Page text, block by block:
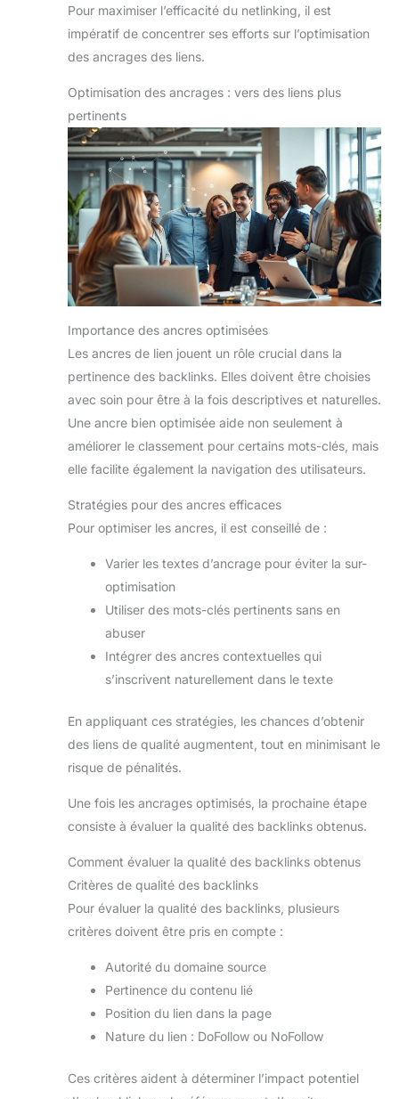
Pour maximiser l’efficacité du netlinking, il est
impératif de concentrer ses efforts sur l’optimisation
des ancrages des liens.
Optimisation des ancrages : vers des liens plus
pertinents
Importance des ancres optimisées
Les ancres de lien jouent un rôle crucial dans la
pertinence des backlinks. Elles doivent être choisies
avec soin pour être à la fois descriptives et naturelles.
Une ancre bien optimisée aide non seulement à
améliorer le classement pour certains mots-clés, mais
elle facilite également la navigation des utilisateurs.
Stratégies pour des ancres efficaces
Pour optimiser les ancres, il est conseillé de :
Varier les textes d’ancrage pour éviter la sur-
optimisation
Utiliser des mots-clés pertinents sans en
abuser
Intégrer des ancres contextuelles qui
s’inscrivent naturellement dans le texte
En appliquant ces stratégies, les chances d’obtenir
des liens de qualité augmentent, tout en minimisant le
risque de pénalités.
Une fois les ancrages optimisés, la prochaine étape
consiste à évaluer la qualité des backlinks obtenus.
Comment évaluer la qualité des backlinks obtenus
Critères de qualité des backlinks
Pour évaluer la qualité des backlinks, plusieurs
critères doivent être pris en compte :
Autorité du domaine source
Pertinence du contenu lié
Position du lien dans la page
Nature du lien : DoFollow ou NoFollow
Ces critères aident à déterminer l’impact potentiel